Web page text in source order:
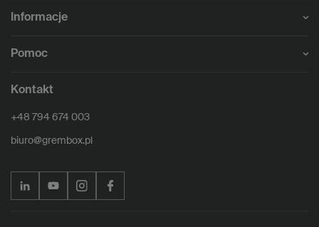
Informacje
Pomoc
Kontakt
+48 794 674 003
biuro@grembox.pl